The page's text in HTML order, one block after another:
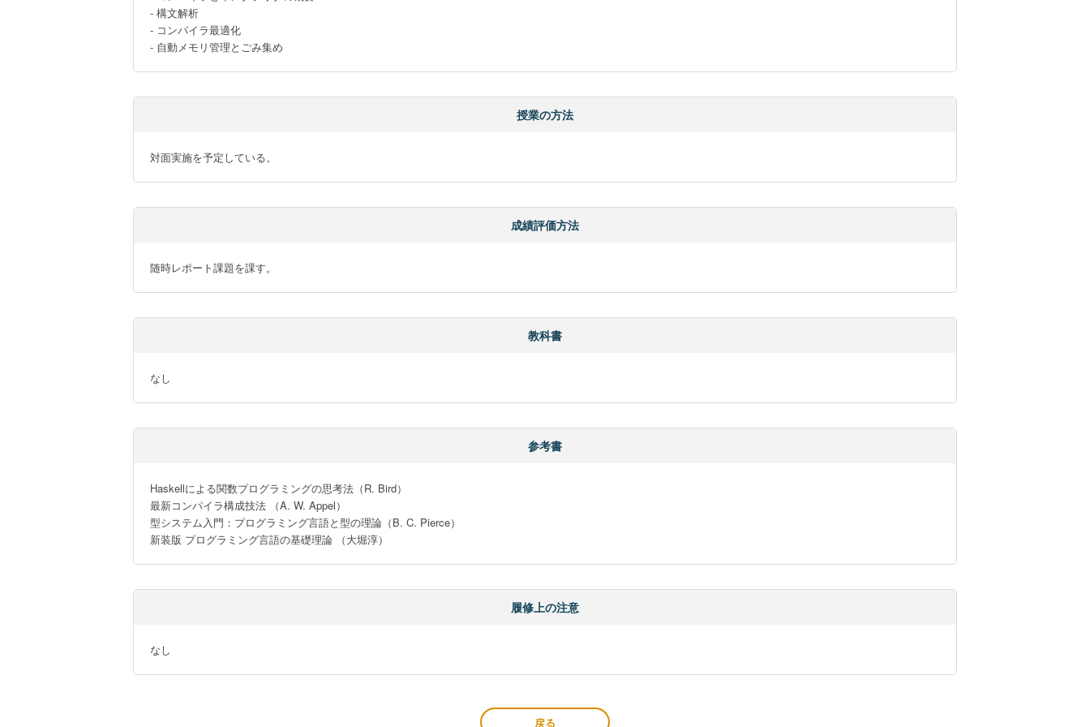
- 構文解析
- コンパイラ最適化
- 自動メモリ管理とごみ集め
授業の方法
対面実施を予定している。
成績評価方法
随時レポート課題を課す。
教科書
なし
参考書
Haskellによる関数プログラミングの思考法（R. Bird）
最新コンパイラ構成技法 （A. W. Appel）
型システム入門：プログラミング言語と型の理論（B. C. Pierce）
新装版 プログラミング言語の基礎理論 （大堀淳）
履修上の注意
なし
戻る